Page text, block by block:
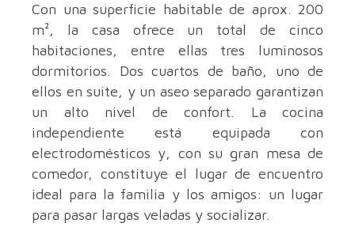
Con una superficie habitable de aprox. 200
m², la casa ofrece un total de cinco
habitaciones, entre ellas tres luminosos
dormitorios. Dos cuartos de baño, uno de
ellos en suite, y un aseo separado garantizan
un alto nivel de confort. La cocina
independiente está equipada con
electrodomésticos y, con su gran mesa de
comedor, constituye el lugar de encuentro
ideal para la familia y los amigos: un lugar
para pasar largas veladas y socializar.